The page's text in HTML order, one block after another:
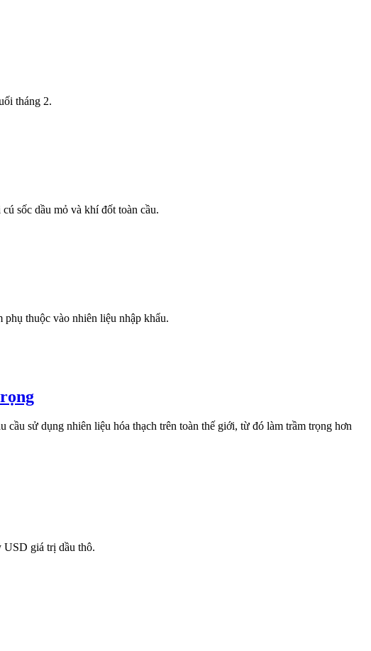
tháng 2.
sốc dầu mỏ và khí đốt toàn cầu.
thuộc vào nhiên liệu nhập khẩu.
sử dụng nhiên liệu hóa thạch trên toàn thế giới, từ đó làm trầm trọng hơn
USD giá trị dầu thô.